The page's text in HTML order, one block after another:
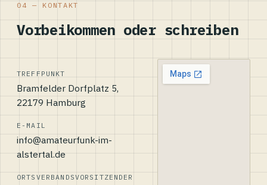
04 — KONTAKT
Vorbeikommen oder schreiben
TREFFPUNKT
Bramfelder Dorfplatz 5,
22179 Hamburg
E-MAIL
info@amateurfunk-im-
alstertal.de
ORTSVERBANDSVORSITZENDER